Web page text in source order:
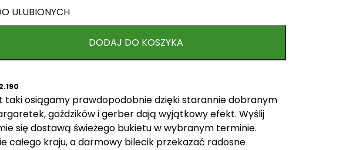
ULUBIONYCH
DODAJ DO KOSZYKA
2.190
taki osiągamy prawdopodobnie dzięki starannie dobranym
goździków i gerber dają wyjątkowy efekt. Wyślij
się dostawą świeżego bukietu w wybranym terminie.
kraju, a darmowy bilecik przekazać radosne